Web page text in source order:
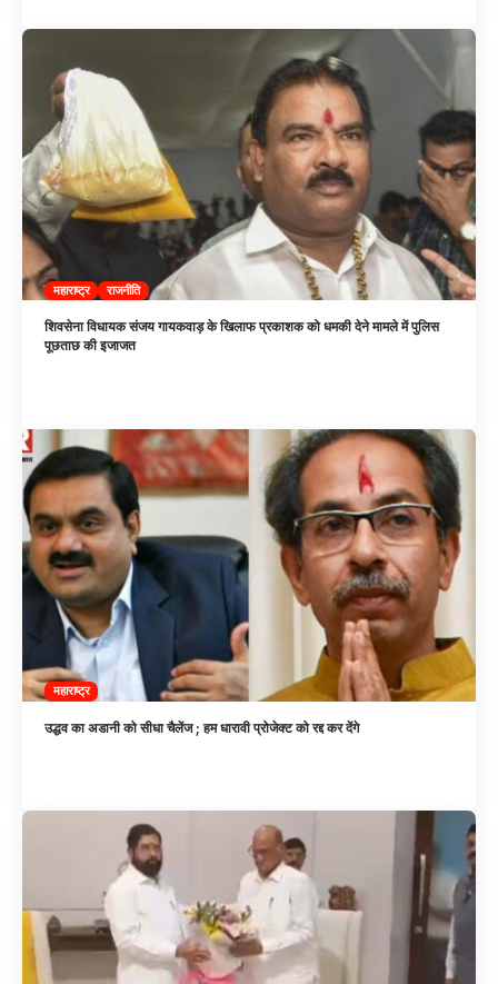
महाराष्ट्र राजनीति
शिवसेना विधायक संजय गायकवाड़ के खिलाफ प्रकाशक को धमकी देने मामले में पुलिस
पूछताछ की इजाजत
महाराष्ट्र
उद्धव का अडानी को सीधा चैलेंज ; हम धारावी प्रोजेक्ट को रद्द कर देंगे